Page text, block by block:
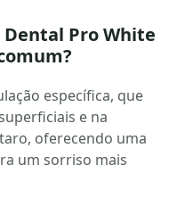
Pro White
específica, que
e na
oferecendo uma
um sorriso mais